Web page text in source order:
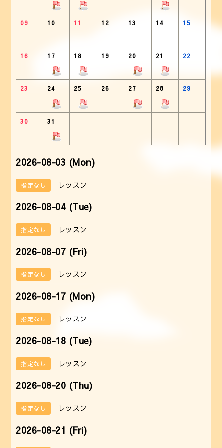
09 10 11 12 13 14 15
16 17 18 19 20 21 22
23 24 25 26 27 28 29
30 31
2026-08-03 (Mon)
指定なし レッスン
2026-08-04 (Tue)
指定なし レッスン
2026-08-07 (Fri)
指定なし レッスン
2026-08-17 (Mon)
指定なし レッスン
2026-08-18 (Tue)
指定なし レッスン
2026-08-20 (Thu)
指定なし レッスン
2026-08-21 (Fri)